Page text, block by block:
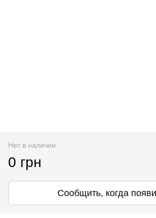
Нет в наличии
0 грн
Сообщить, когда